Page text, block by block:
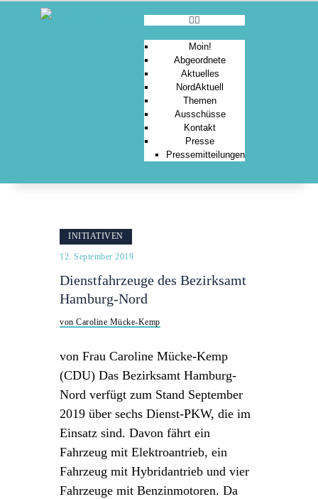
Moin!
Abgeordnete
Aktuelles
NordAktuell
Themen
Ausschüsse
Kontakt
Presse
Pressemitteilungen
ABGEORDNETE
NORDAKTUELL
PRESSE
INITIATIVEN
12. September 2019
Dienstfahrzeuge des Bezirksamt
Hamburg-Nord
von Caroline Mücke-Kemp
von Frau Caroline Mücke-Kemp
(CDU) Das Bezirksamt Hamburg-
Nord verfügt zum Stand September
2019 über sechs Dienst-PKW, die im
Einsatz sind. Davon fährt ein
Fahrzeug mit Elektroantrieb, ein
Fahrzeug mit Hybridantrieb und vier
Fahrzeuge mit Benzinmotoren. Da